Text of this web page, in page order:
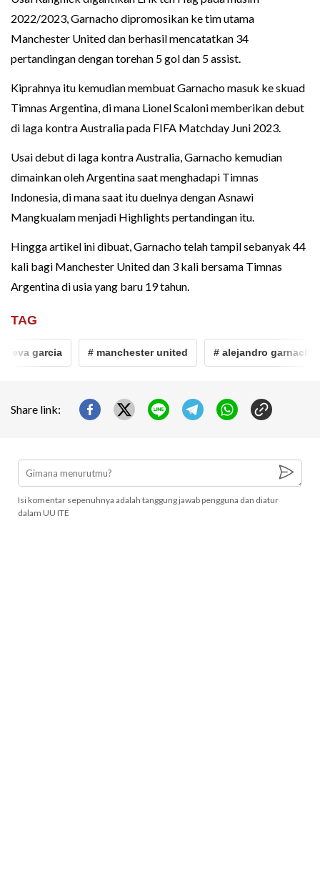
2022/2023, Garnacho dipromosikan ke tim utama
Manchester United dan berhasil mencatatkan 34
pertandingan dengan torehan 5 gol dan 5 assist.
Kiprahnya itu kemudian membuat Garnacho masuk ke skuad
Timnas Argentina, di mana Lionel Scaloni memberikan debut
di laga kontra Australia pada FIFA Matchday Juni 2023.
Usai debut di laga kontra Australia, Garnacho kemudian
dimainkan oleh Argentina saat menghadapi Timnas
Indonesia, di mana saat itu duelnya dengan Asnawi
Mangkualam menjadi Highlights pertandingan itu.
Hingga artikel ini dibuat, Garnacho telah tampil sebanyak 44
kali bagi Manchester United dan 3 kali bersama Timnas
Argentina di usia yang baru 19 tahun.
TAG
eva garcia # manchester united # alejandro garnacho
Share link:
Isi komentar sepenuhnya adalah tanggung jawab pengguna dan diatur
dalam UU ITE